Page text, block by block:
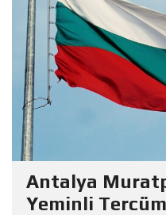
Antalya
Yeminli